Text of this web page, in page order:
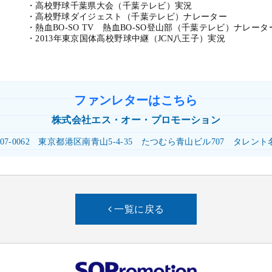
・高校野球千葉県大会（千葉テレビ）実況
・高校野球ダイジェスト（千葉テレビ）ナレーター
・熱血BO-SO TV 熱血BO-SO登山部（千葉テレビ）ナレータ
・2013年東京国体高校野球中継（JCN八王子）実況
ファンレターはこちら
株式会社エス・オー・プロモーション
0062東京都港区南青山5-4-35 たつむら青山ビル707 タレント
一覧に戻る